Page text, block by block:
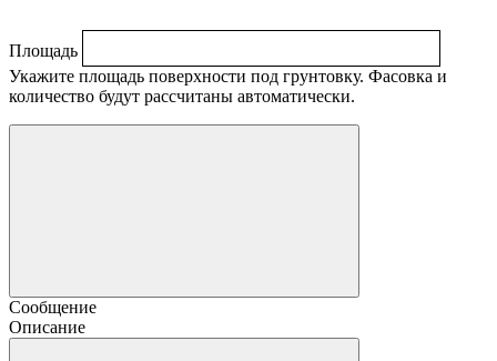
Площадь
Укажите площадь поверхности под грунтовку. Фасовка и
количество будут рассчитаны автоматически.
Сообщение
Описание